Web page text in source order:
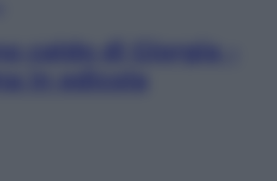
caldo di Giorgia –